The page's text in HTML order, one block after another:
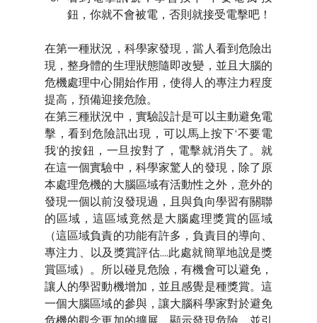
鈕，你就不會被電，否則就接受電擊吧！
在第一種狀況，科學家發現，當人看到危險出
現，整身體的生理狀態隨即改變，並且大腦的
危機處理中心開始作用，使得人的專注力程度
提高，預備迎接危險。
在第三種狀況中，實驗設計是可以主動避免電
擊，看到危險訊出現，可以馬上按下‘不要電
我’的按鈕，一旦按對了，電擊就消失了。就
在這一個實驗中，科學家驚人的發現，除了原
本處理危機的大腦區域有活動性之外，意外的
發現一個以前沒發現過，且與負向學習有關聯
的區域，這區域竟然是大腦處理獎賞的區域
（這區域負責的功能有許多，負責目的導向、
專注力、以及獎賞評估....此處就簡單地說是獎
賞區域）。所以碰見危險，有機會可以避免，
讓人的學習動機增加，並且感覺是種獎賞。這
一個大腦區域的參與，讓大腦科學家對於避免
危機的觀念更加的擴展，顯示發現危險，並引